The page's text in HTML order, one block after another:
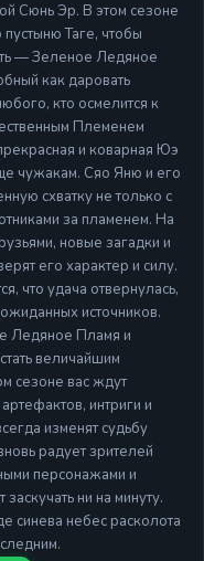
Сюнь Эр. В этом сезоне
Таге, чтобы
— Зеленое Ледяное
как даровать
кто осмелится к
Племенем
и коварная Юэ
чужакам. Сяо Яню и его
схватку не только с
за пламенем. На
новые загадки и
его характер и силу.
что удача отвернулась,
источников.
Ледяное Пламя и
величайшим
сезоне вас ждут
интриги и
изменят судьбу
радует зрителей
персонажами и
ни на минуту.
синева небес расколота